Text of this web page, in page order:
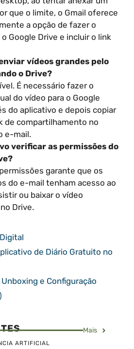
que o limite, o Gmail oferece
a opção de fazer o
o Google Drive e incluir o link
vídeos grandes pelo
o Drive?
É necessário fazer o
do vídeo para o Google
do aplicativo e depois copiar
de compartilhamento no
e-mail.
verificar as permissões do
garante que os
do e-mail tenham acesso ao
ou baixar o vídeo
Drive.
de Diário Gratuito no
e Configuração
Mais
ARTIFICIAL